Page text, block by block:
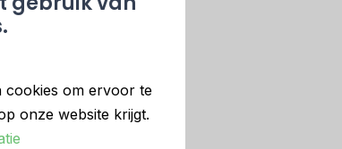
cookies om ervoor te
onze website krijgt.
blauwe
dan 1
de